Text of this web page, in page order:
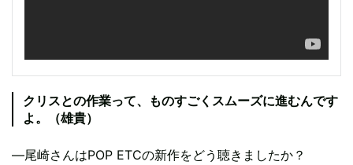
クリスとの作業って、ものすごくスムーズに進むんです
よ。（雄貴）
―尾崎さんはPOP ETCの新作をどう聴きましたか？